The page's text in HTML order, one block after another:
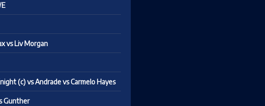
vs Liv Morgan
(c) vs Andrade vs Carmelo Hayes
Gunther